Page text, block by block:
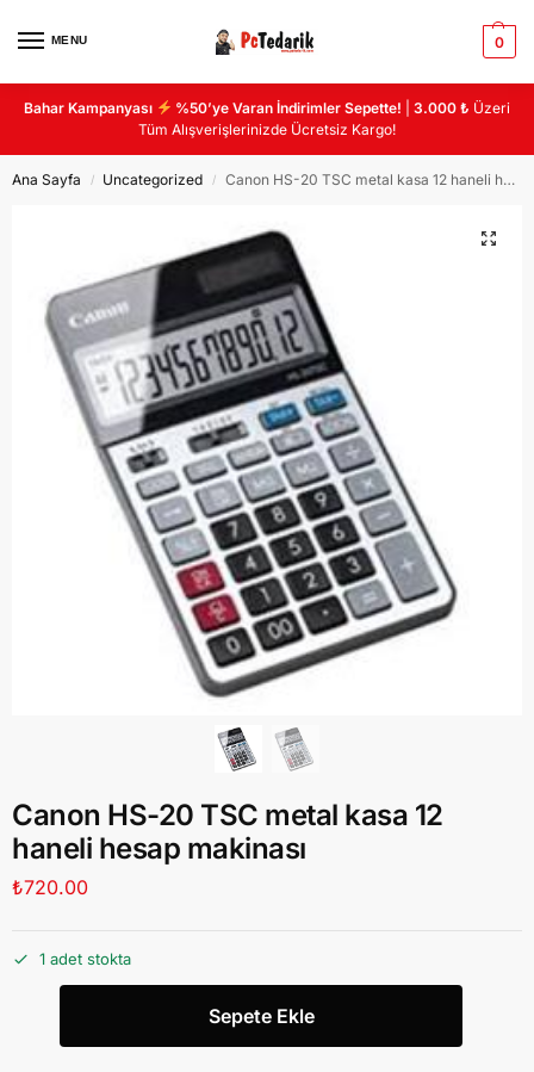
MENU 0
Bahar Kampanyası %50’ye Varan İndirimler Sepette! |3.000 ₺ Üzeri
Tüm Alışverişlerinizde Ücretsiz Kargo!
Ana Sayfa / Uncategorized / Canon HS-20 TSC metal kasa 12 haneli hesap makinası
Canon HS-20 TSC metal kasa 12
haneli hesap makinası
₺720.00
1 adet stokta
Sepete Ekle